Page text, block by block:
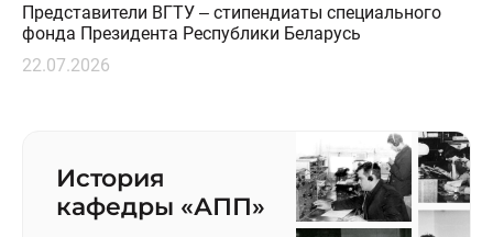
Представители ВГТУ – стипендиаты специального
фонда Президента Республики Беларусь
22.07.2026
История
кафедры «АПП»